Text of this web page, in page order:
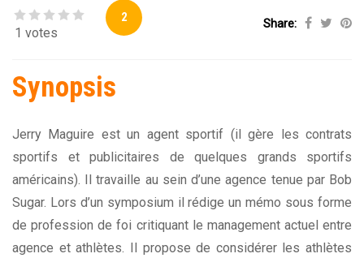
1 votes
2 Share:
Synopsis
Jerry Maguire est un agent sportif (il gère les contrats
sportifs et publicitaires de quelques grands sportifs
américains). Il travaille au sein d’une agence tenue par Bob
Sugar. Lors d’un symposium il rédige un mémo sous forme
de profession de foi critiquant le management actuel entre
agence et athlètes. Il propose de considérer les athlètes